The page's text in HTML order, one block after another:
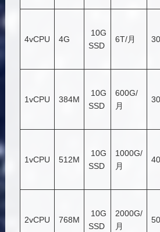
4vCPU 4G
10G
SSD
6T/月
1vCPU 384M
10G
SSD
600G/
月
1vCPU 512M
10G
SSD
1000G/
月
2vCPU 768M
10G
SSD
2000G/
月